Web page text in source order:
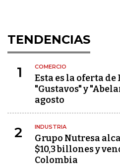
TENDENCIAS
1 COMERCIO
Esta es la oferta
"Gustavos" y
agosto
2 INDUSTRIA
Grupo Nutresa
$10,3 billones y
Colombia